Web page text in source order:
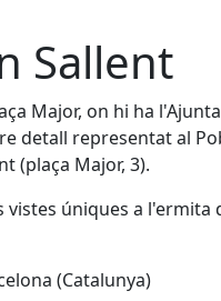
Sallent
Major, on hi ha
detall representat al
(plaça Major, 3).
vistes úniques a l'ermita
(Catalunya)